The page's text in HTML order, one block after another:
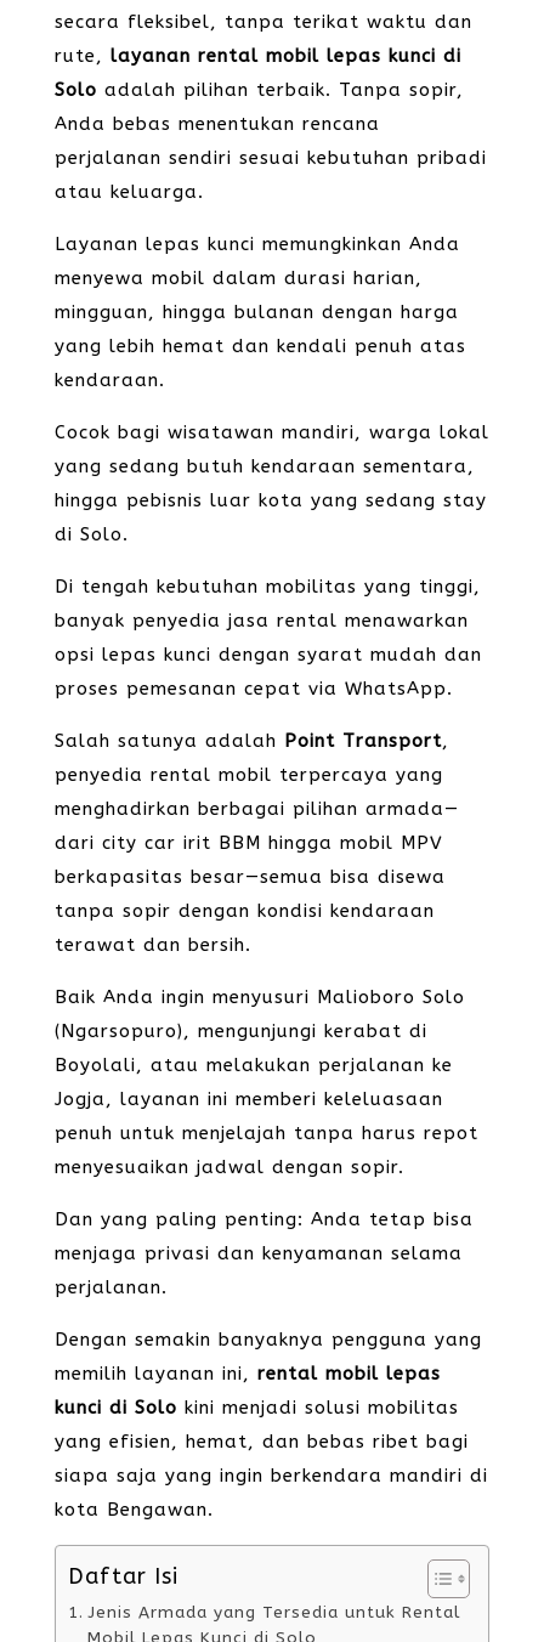
secara fleksibel, tanpa terikat waktu dan
rute, layanan rental mobil lepas kunci di
Solo adalah pilihan terbaik. Tanpa sopir,
Anda bebas menentukan rencana
perjalanan sendiri sesuai kebutuhan pribadi
atau keluarga.
Layanan lepas kunci memungkinkan Anda
menyewa mobil dalam durasi harian,
mingguan, hingga bulanan dengan harga
yang lebih hemat dan kendali penuh atas
kendaraan.
Cocok bagi wisatawan mandiri, warga lokal
yang sedang butuh kendaraan sementara,
hingga pebisnis luar kota yang sedang stay
di Solo.
Di tengah kebutuhan mobilitas yang tinggi,
banyak penyedia jasa rental menawarkan
opsi lepas kunci dengan syarat mudah dan
proses pemesanan cepat via WhatsApp.
Salah satunya adalah Point Transport,
penyedia rental mobil terpercaya yang
menghadirkan berbagai pilihan armada—
dari city car irit BBM hingga mobil MPV
berkapasitas besar—semua bisa disewa
tanpa sopir dengan kondisi kendaraan
terawat dan bersih.
Baik Anda ingin menyusuri Malioboro Solo
(Ngarsopuro), mengunjungi kerabat di
Boyolali, atau melakukan perjalanan ke
Jogja, layanan ini memberi keleluasaan
penuh untuk menjelajah tanpa harus repot
menyesuaikan jadwal dengan sopir.
Dan yang paling penting: Anda tetap bisa
menjaga privasi dan kenyamanan selama
perjalanan.
Dengan semakin banyaknya pengguna yang
memilih layanan ini, rental mobil lepas
kunci di Solo kini menjadi solusi mobilitas
yang efisien, hemat, dan bebas ribet bagi
siapa saja yang ingin berkendara mandiri di
kota Bengawan.
Daftar Isi
Jenis Armada yang Tersedia untuk Rental